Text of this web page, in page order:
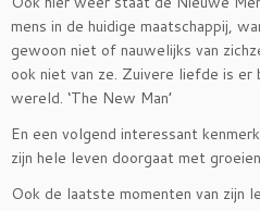
mens in de huidige maatschappij,
gewoon niet of nauwelijks van
ook niet van ze. Zuivere liefde is er
wereld. ‘The New Man’
En een volgend interessant
zijn hele leven doorgaat met
Ook de laatste momenten van zijn